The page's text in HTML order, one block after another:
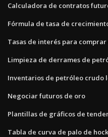
Calculadora de contratos
Fórmula de tasa de
Tasas de interés para
Limpieza de derrames de
Inventarios de petróleo crudo
Negociar futuros de oro
Plantillas de gráficos de
Tabla de curva de palo de